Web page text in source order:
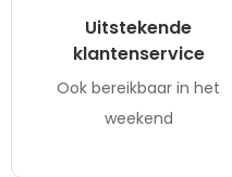
Uitstekende
klantenservice
Ook bereikbaar in het
weekend